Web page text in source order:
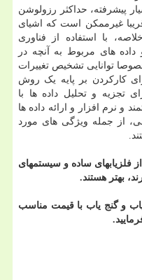
پیشرفته، حداکثر رزولوشن
قریبا غیرممکن است که اشیای
با استفاده از فناوری
داده های مربوط به آنچه در
توانایی تشخیص تغییرات
کارکردن بر پایه یک روش
تجزیه و تحلیل داده ها با
و نرم افزار و ارائه داده ها
از جمله ویژگی های مورد
فلزیابهای ساده و سیستمهای
بهتر هستند.
و گنج یاب با قیمت مناسب